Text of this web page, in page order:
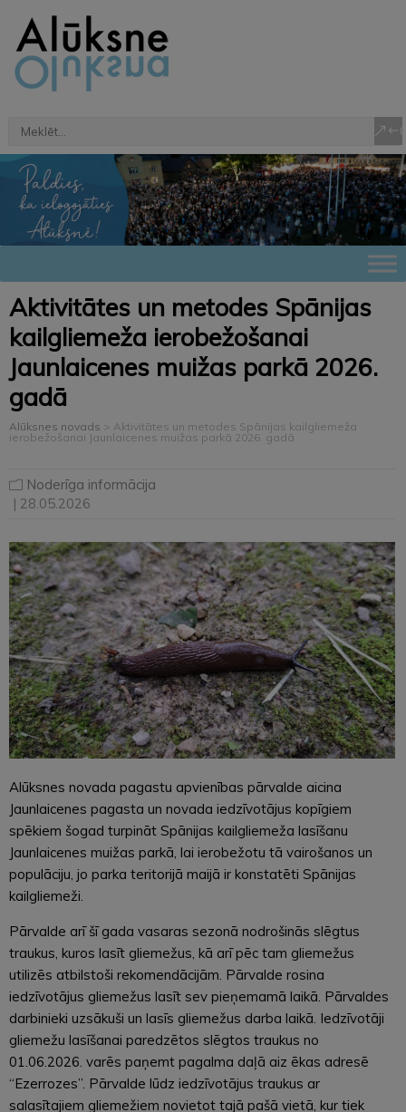
Aktivitātes un metodes Spānijas
kailgliemeža ierobežošanai
Jaunlaicenes muižas parkā 2026.
gadā
Alūksnes novads > Aktivitātes un metodes Spānijas kailgliemeža
ierobežošanai Jaunlaicenes muižas parkā 2026. gadā
Noderīga informācija
| 28.05.2026
Alūksnes novada pagastu apvienības pārvalde aicina
Jaunlaicenes pagasta un novada iedzīvotājus kopīgiem
spēkiem šogad turpināt Spānijas kailgliemeža lasīšanu
Jaunlaicenes muižas parkā, lai ierobežotu tā vairošanos un
populāciju, jo parka teritorijā maijā ir konstatēti Spānijas
kailgliemeži.
Pārvalde arī šī gada vasaras sezonā nodrošinās slēgtus
traukus, kuros lasīt gliemežus, kā arī pēc tam gliemežus
utilizēs atbilstoši rekomendācijām. Pārvalde rosina
iedzīvotājus gliemežus lasīt sev pieņemamā laikā. Pārvaldes
darbinieki uzsākuši un lasīs gliemežus darba laikā. Iedzīvotāji
gliemežu lasīšanai paredzētos slēgtos traukus no
01.06.2026. varēs paņemt pagalma daļā aiz ēkas adresē
“Ezerrozes”. Pārvalde lūdz iedzīvotājus traukus ar
salasītajiem gliemežiem novietot tajā pašā vietā, kur tiek